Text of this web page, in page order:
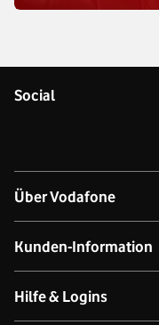
Social
Über Vodafone
Über das Unternehmen
Kunden-Information
Kontakt für
Hilfe & Logins